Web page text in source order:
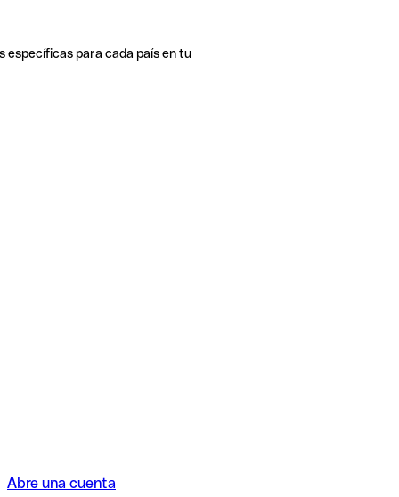
específicas para cada país en tu
Abre una cuenta